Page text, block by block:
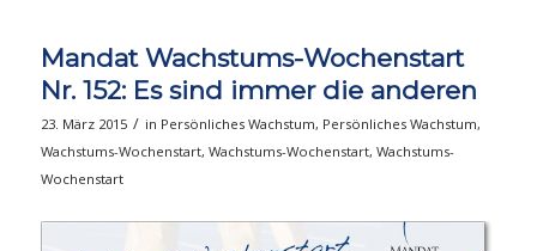
Mandat Wachstums-Wochenstart
Nr. 152: Es sind immer die anderen
23. März 2015 / in Persönliches Wachstum, Persönliches Wachstum,
Wachstums-Wochenstart, Wachstums-Wochenstart, Wachstums-
Wochenstart